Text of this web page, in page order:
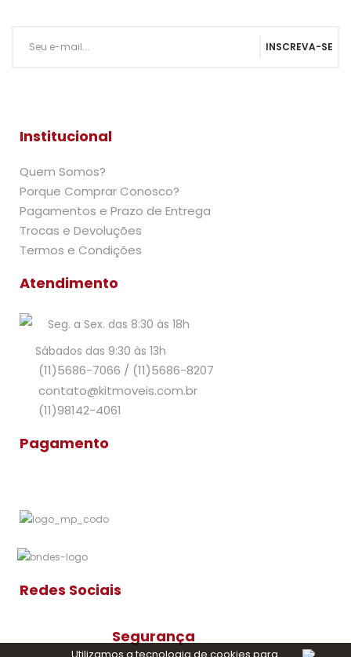
INSCREVA-SE
Institucional
Quem Somos?
Porque Comprar Conosco?
Pagamentos e Prazo de Entrega
Trocas e Devoluções
Termos e Condições
Atendimento
Seg. a Sex. das 8:30 às 18h
Sábados das 9:30 às 13h
(11)5686-7066 / (11)5686-8207
contato@kitmoveis.com.br
(11)98142-4061
Pagamento
Redes Sociais
Segurança